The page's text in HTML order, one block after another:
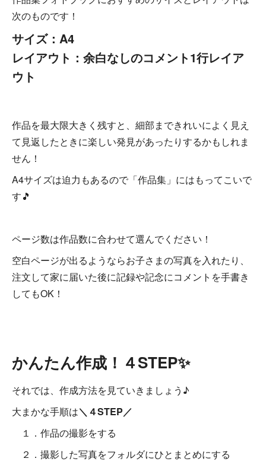
次のものです！
サイズ：A4
レイアウト：余白なしのコメント1行レイア
ウト
作品を最大限大きく残すと、細部まできれいによく見え
て見返したときに楽しい発見があったりするかもしれま
せん！
A4サイズは迫力もあるので「作品集」にはもってこいで
す🎵
ページ数は作品数に合わせて選んでください！
空白ページが出るようならお子さまの写真を入れたり、
注文して家に届いた後に記録や記念にコメントを手書き
してもOK！
かんたん作成！４STEP✨
それでは、作成方法を見ていきましょう♪
大まかな手順は＼４STEP／
１．作品の撮影をする
２．撮影した写真をフォルダにひとまとめにする